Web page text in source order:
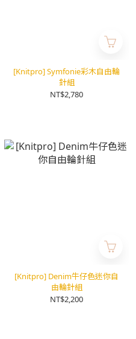
[Knitpro] Symfonie彩木自由輪
針組
NT$2,780
[Knitpro] Denim牛仔色迷你自
由輪針組
NT$2,200